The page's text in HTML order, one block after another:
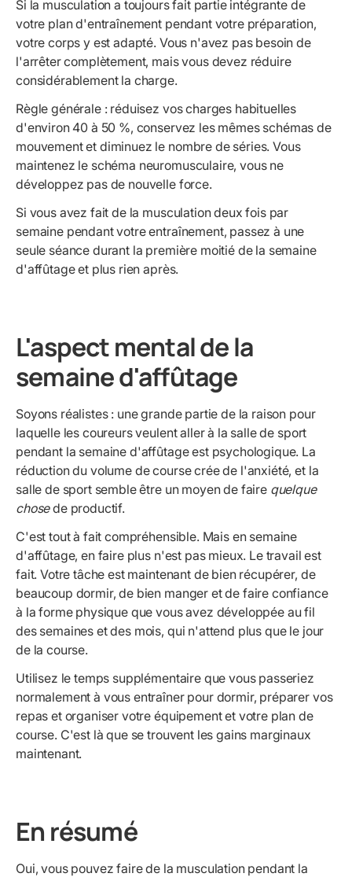
Si la musculation a toujours fait partie intégrante de
votre plan d'entraînement pendant votre préparation,
votre corps y est adapté. Vous n'avez pas besoin de
l'arrêter complètement, mais vous devez réduire
considérablement la charge.
Règle générale : réduisez vos charges habituelles
d'environ 40 à 50 %, conservez les mêmes schémas de
mouvement et diminuez le nombre de séries. Vous
maintenez le schéma neuromusculaire, vous ne
développez pas de nouvelle force.
Si vous avez fait de la musculation deux fois par
semaine pendant votre entraînement, passez à une
seule séance durant la première moitié de la semaine
d'affûtage et plus rien après.
L'aspect mental de la
semaine d'affûtage
Soyons réalistes : une grande partie de la raison pour
laquelle les coureurs veulent aller à la salle de sport
pendant la semaine d'affûtage est psychologique. La
réduction du volume de course crée de l'anxiété, et la
salle de sport semble être un moyen de faire quelque
chosede productif.
C'est tout à fait compréhensible. Mais en semaine
d'affûtage, en faire plus n'est pas mieux. Le travail est
fait. Votre tâche est maintenant de bien récupérer, de
beaucoup dormir, de bien manger et de faire confiance
à la forme physique que vous avez développée au fil
des semaines et des mois, qui n'attend plus que le jour
de la course.
Utilisez le temps supplémentaire que vous passeriez
normalement à vous entraîner pour dormir, préparer vos
repas et organiser votre équipement et votre plan de
course. C'est là que se trouvent les gains marginaux
maintenant.
En résumé
Oui, vous pouvez faire de la musculation pendant la